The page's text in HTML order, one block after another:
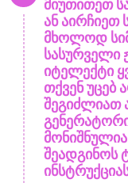
მიუთითეთ
ან აირჩიეთ
მხოლოდ
სასურველი
იტელექტი
თქვენ უცებ
შეგიძლიათ
შეადგინოს